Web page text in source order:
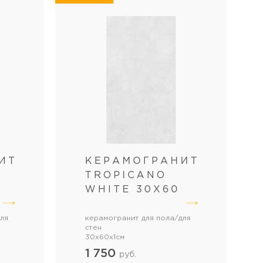
КЕРАМОГРАНИТ
TROPICANO
WHITE 30Х60
керамогранит для пола/для
стен
30x60x1см
1 750 руб.